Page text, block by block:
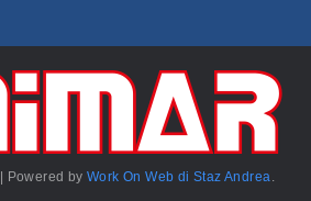
Powered byWork On Web di Staz Andrea.